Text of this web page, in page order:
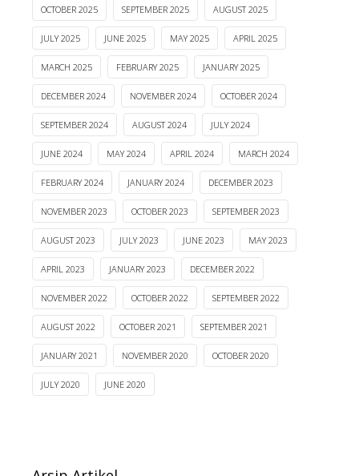
OCTOBER 2025 SEPTEMBER 2025 AUGUST 2025
JULY 2025 JUNE 2025 MAY 2025 APRIL 2025
MARCH 2025 FEBRUARY 2025 JANUARY 2025
DECEMBER 2024 NOVEMBER 2024 OCTOBER 2024
SEPTEMBER 2024 AUGUST 2024 JULY 2024
JUNE 2024 MAY 2024 APRIL 2024 MARCH 2024
FEBRUARY 2024 JANUARY 2024 DECEMBER 2023
NOVEMBER 2023 OCTOBER 2023 SEPTEMBER 2023
AUGUST 2023 JULY 2023 JUNE 2023 MAY 2023
APRIL 2023 JANUARY 2023 DECEMBER 2022
NOVEMBER 2022 OCTOBER 2022 SEPTEMBER 2022
AUGUST 2022 OCTOBER 2021 SEPTEMBER 2021
JANUARY 2021 NOVEMBER 2020 OCTOBER 2020
JULY 2020 JUNE 2020